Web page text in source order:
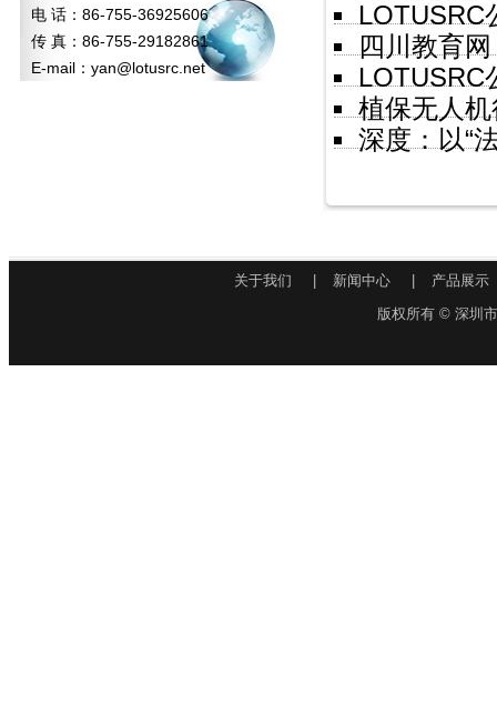
电 话：86-755-36925606
传 真：86-755-29182861
E-mail： yan@lotusrc.net
LOTUSRC
四川教育
LOTUSRC
植保无人
深度：以“
关于我们 新闻中心
产品展示
版权所有 © 深圳